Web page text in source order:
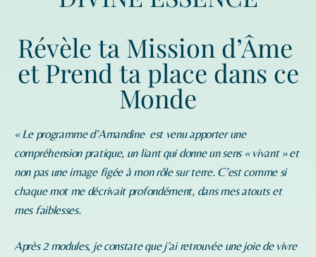
Révèle ta Mission d’Âme
et Prend ta place dans ce
Monde
« Le programme d’Amandineest venu apporter une
compréhension pratique, un liant qui donne un sens « vivant » et
non pas une image figée à mon rôle sur terre. C’est comme si
chaque mot me décrivait profondément, dans mes atouts et
mes faiblesses.
Après 2 modules, je constate que j’ai retrouvée une joie de vivre